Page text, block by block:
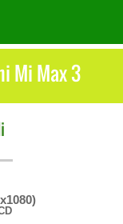
Mi Max 3